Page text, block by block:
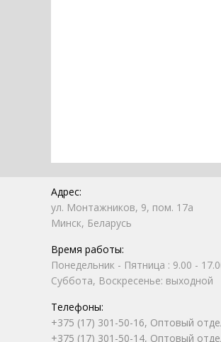
Адрес:
ул. Монтажников, 9, пом. 17а
Минск, Беларусь
Время работы:
Понедельник - Пятница : 9.00 -
Суббота, Воскресенье: выходной
Телефоны:
+375 (17) 301-50-16, Оптовый
+375 (17) 301-50-14, Оптовый